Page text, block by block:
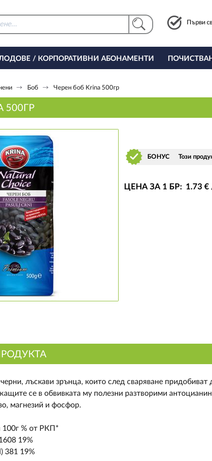
Първи
/ КОРПОРАТИВНИ АБОНАМЕНТИ
Боб Черен боб Krina 500гр
500ГР
БОНУС Този
ЦЕНА ЗА 1 БР: 1.73 €
лъскави зрънца, които след сваряване придобиват
се в обвивката му полезни разтворими
магнезий и фосфор.
100г % от РКП*
19%
381 19%